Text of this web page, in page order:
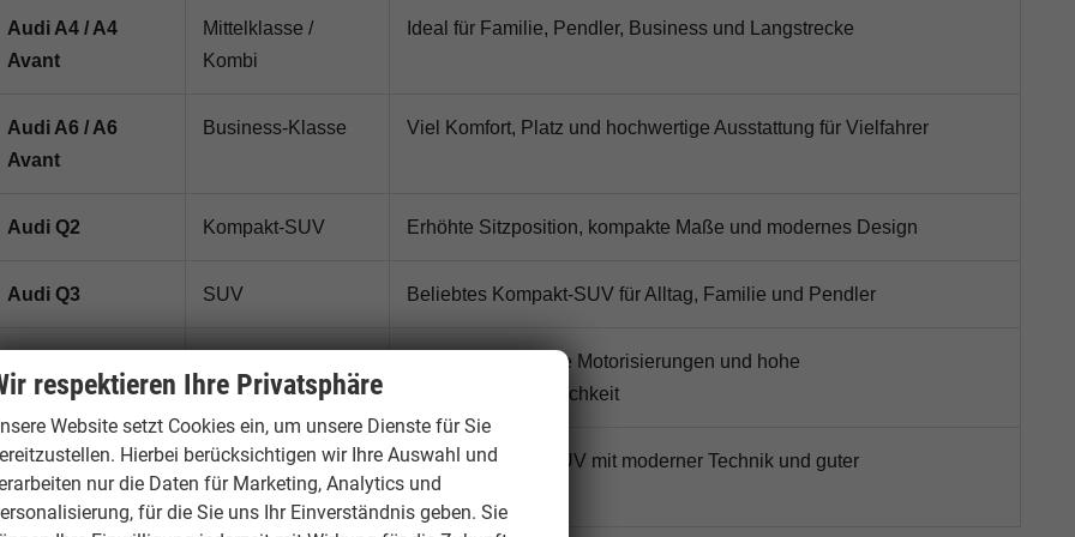
Audi A4 / A4
Avant
Mittelklasse /
Kombi
Ideal für Familie, Pendler, Business und Langstrecke
Audi A6 / A6
Avant
Business-Klasse Viel Komfort, Platz und hochwertige Ausstattung für Vielfahrer
Audi Q2 Kompakt-SUV Erhöhte Sitzposition, kompakte Maße und modernes Design
Audi Q3 SUV Beliebtes Kompakt-SUV für Alltag, Familie und Pendler
Viel Komfort, starke Motorisierungen und hohe
Langstreckentauglichkeit
Audi Q4 e-tron Elektro-SUV
Vollelektrisches SUV mit moderner Technik und guter
Alltagstauglichkeit
respektieren Ihre Privatsphäre
Website setzt Cookies ein, um unsere Dienste für Sie
Hierbei berücksichtigen wir Ihre Auswahl und
nur die Daten für Marketing, Analytics und
für die Sie uns Ihr Einverständnis geben. Sie